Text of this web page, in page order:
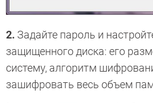
2. Задайте пароль и
защищенного диска: его
систему, алгоритм
зашифровать весь объем